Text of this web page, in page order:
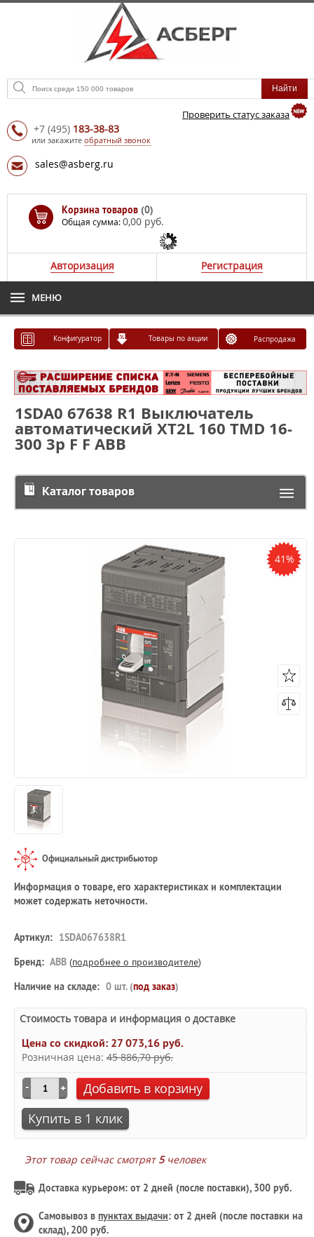
Проверить статус заказа
+7 (495) 183-38-83
или закажите обратный звонок
sales@asberg.ru
Корзина товаров (0)
Общая сумма:0,00 руб.
Авторизация Регистрация
МЕНЮ
Конфигуратор Товары по акции Распродажа
1SDA0 67638 R1 Выключатель
автоматический XT2L 160 TMD 16-
300 3p F F ABB
Каталог товаров
41%
Официальный дистрибьютор
Информация о товаре, его характеристиках и комплектации
может содержать неточности.
Артикул: 1SDA067638R1
Бренд: ABB (подробнее о производителе)
Наличие на складе: 0 шт. (под заказ)
Стоимость товара и информация о доставке
Цена со скидкой: 27 073,16 руб.
Розничная цена: 45 886,70 руб.
Добавить в корзину
Купить в 1 клик
Этот товар сейчас смотрят 5человек
Доставка курьером: от 2 дней (после поставки), 300 руб.
Самовывоз в пунктах выдачи: от 2 дней (после поставки на
склад), 200 руб.